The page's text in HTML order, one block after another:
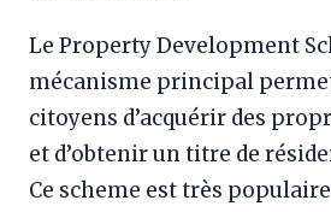
Le Property Development
mécanisme principal
citoyens d’acquérir des
et d’obtenir un titre de
Ce scheme est très